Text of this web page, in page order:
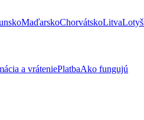
MaďarskoChorvátskoLitva
a vráteniePlatbaAko fungujú